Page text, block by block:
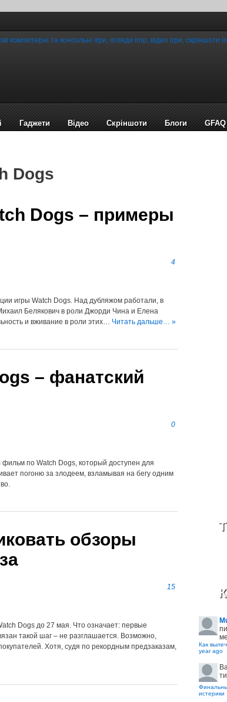
Гаджети Відео Cкріншоти Блоги GFAQ
Dogs
Dogs – примеры
4
игры Watch Dogs. Над дубляжом работали, в
Белякович в роли Джорди Чина и Елена
и вживание в роли этих… Читать дальше… »
– фанатский
0
по Watch Dogs, который доступен для
погоню за злодеем, взламывая на бегу одним
обзоры
15
Dogs до 27 мая. Что означает: первые
такой шаг – не разглашается. Возможно,
Хотя, судя по рекордным предзаказам,
Как
year ago
истерики